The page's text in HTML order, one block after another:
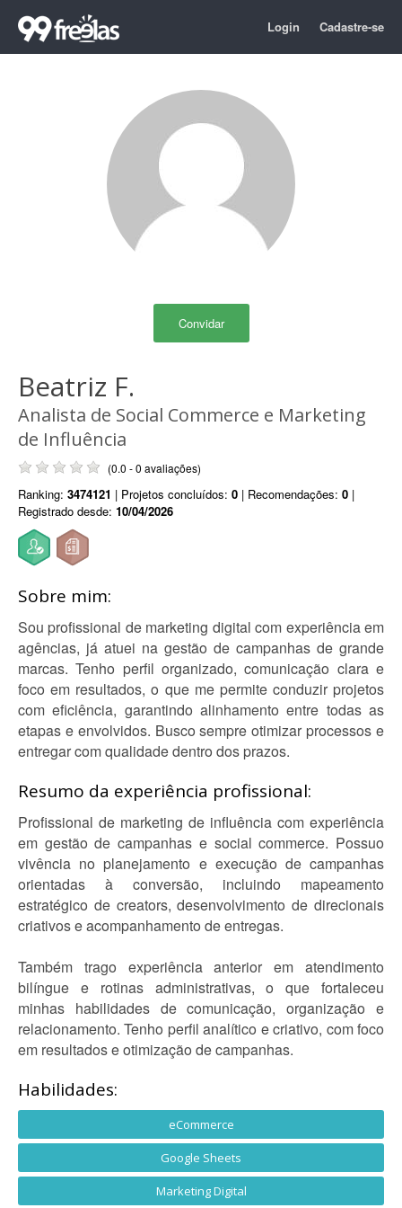
Login Cadastre-se
Convidar
Beatriz F.
Analista de Social Commerce e Marketing
de Influência
(0.0 - 0 avaliações)
Ranking: 3474121 | Projetos concluídos: 0 | Recomendações: 0 |
Registrado desde: 10/04/2026
Sobre mim:
Sou profissional de marketing digital com experiência em
agências, já atuei na gestão de campanhas de grande
marcas. Tenho perfil organizado, comunicação clara e
foco em resultados, o que me permite conduzir projetos
com eficiência, garantindo alinhamento entre todas as
etapas e envolvidos. Busco sempre otimizar processos e
entregar com qualidade dentro dos prazos.
Resumo da experiência profissional:
Profissional de marketing de influência com experiência
em gestão de campanhas e social commerce. Possuo
vivência no planejamento e execução de campanhas
orientadas à conversão, incluindo mapeamento
estratégico de creators, desenvolvimento de direcionais
criativos e acompanhamento de entregas.
Também trago experiência anterior em atendimento
bilíngue e rotinas administrativas, o que fortaleceu
minhas habilidades de comunicação, organização e
relacionamento. Tenho perfil analítico e criativo, com foco
em resultados e otimização de campanhas.
Habilidades:
eCommerce
Google Sheets
Marketing Digital